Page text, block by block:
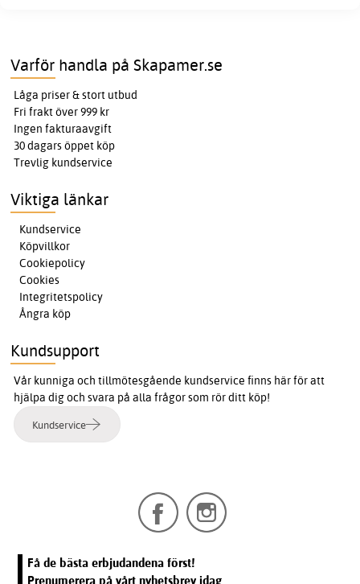
Varför handla på Skapamer.se
Låga priser & stort utbud
Fri frakt över 999 kr
Ingen fakturaavgift
30 dagars öppet köp
Trevlig kundservice
Viktiga länkar
Kundservice
Köpvillkor
Cookiepolicy
Cookies
Integritetspolicy
Ångra köp
Kundsupport
Vår kunniga och tillmötesgående kundservice finns här för att
hjälpa dig och svara på alla frågor som rör ditt köp!
Kundservice
Få de bästa erbjudandena först!
Prenumerera på vårt nyhetsbrev idag